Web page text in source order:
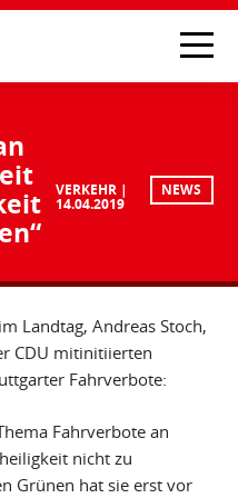
VERKEHR
14.04.2019
NEWS
Landtag, Andreas Stoch,
CDU mitinitiierten
Fahrverbote:
Fahrverbote an
nicht zu
Grünen hat sie erst vor